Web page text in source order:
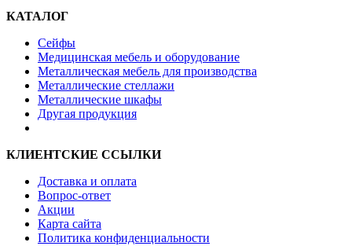
КАТАЛОГ
Сейфы
Медицинская мебель и оборудование
Металлическая мебель для производства
Металлические стеллажи
Металлические шкафы
Другая продукция
КЛИЕНТСКИЕ ССЫЛКИ
Доставка и оплата
Вопрос-ответ
Акции
Карта сайта
Политика конфиденциальности